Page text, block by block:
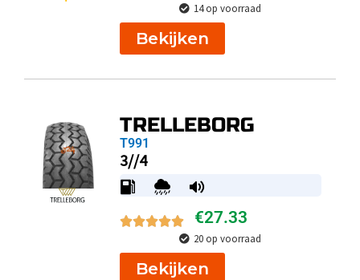
14 op voorraad
Bekijken
TRELLEBORG
T991
3//4
€27.33
20 op voorraad
Bekijken